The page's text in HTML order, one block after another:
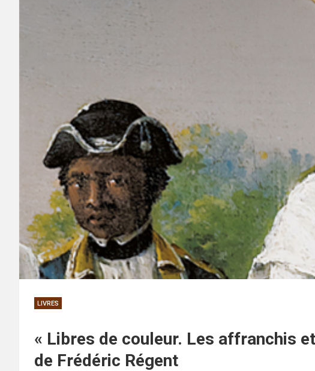
LIVRES
« Libres de couleur. Les affranchis
de Frédéric Régent